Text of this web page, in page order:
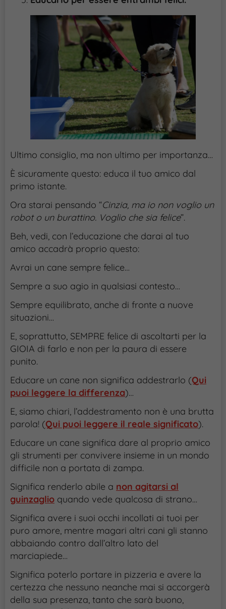
Ultimo consiglio, ma non ultimo per importanza…
È sicuramente questo: educa il tuo amico dal
primo istante.
Ora starai pensando “Cinzia, ma io non voglio un
robot o un burattino. Voglio che sia felice”.
Beh, vedi, con l’educazione che darai al tuo
amico accadrà proprio questo:
Avrai un cane sempre felice…
Sempre a suo agio in qualsiasi contesto…
Sempre equilibrato, anche di fronte a nuove
situazioni…
E, soprattutto, SEMPRE felice di ascoltarti per la
GIOIA di farlo e non per la paura di essere
punito.
Educare un cane non significa addestrarlo (Qui
puoi leggere la differenza)…
E, siamo chiari, l’addestramento non è una brutta
parola! (Qui puoi leggere il reale significato).
Educare un cane significa dare al proprio amico
gli strumenti per convivere insieme in un mondo
difficile non a portata di zampa.
Significa renderlo abile a non agitarsi al
guinzaglio quando vede qualcosa di strano…
Significa avere i suoi occhi incollati ai tuoi per
puro amore, mentre magari altri cani gli stanno
abbaiando contro dall’altro lato del
marciapiede…
Significa poterlo portare in pizzeria e avere la
certezza che nessuno neanche mai si accorgerà
della sua presenza, tanto che sarà buono,